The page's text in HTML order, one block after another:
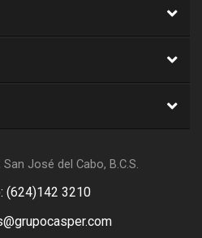
José del Cabo, B.C.S.
(624)142 3210